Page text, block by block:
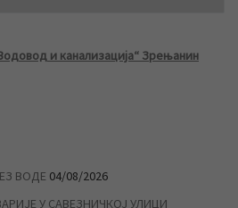
и канализација“ Зрењанин
ВОДЕ 04/08/2026
У САВЕЗНИЧКОЈ УЛИЦИ